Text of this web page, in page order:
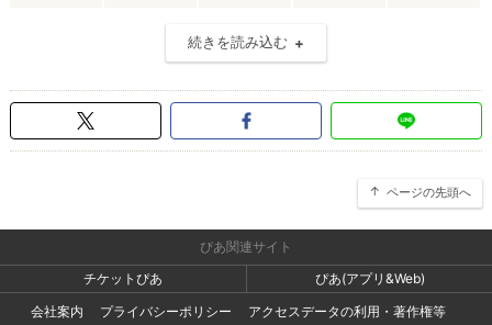
続きを読み込む
ページの先頭へ
ぴあ関連サイト
チケットぴあ
ぴあ(アプリ&Web)
会社案内
プライバシーポリシー
アクセスデータの利用・著作権等